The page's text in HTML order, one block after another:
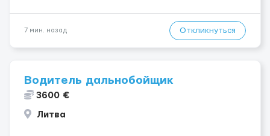
7 мин. назад Откликнуться
Водитель дальнобойщик
3600 €
Литва